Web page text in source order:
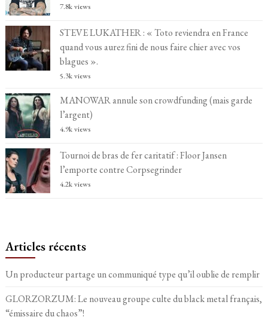
7.8k views
STEVE LUKATHER : « Toto reviendra en France
quand vous aurez fini de nous faire chier avec vos
blagues ».
5.3k views
MANOWAR annule son crowdfunding (mais garde
l’argent)
4.9k views
Tournoi de bras de fer caritatif : Floor Jansen
l’emporte contre Corpsegrinder
4.2k views
Articles récents
Un producteur partage un communiqué type qu’il oublie de remplir
GLORZORZUM: Le nouveau groupe culte du black metal français,
“émissaire du chaos”!